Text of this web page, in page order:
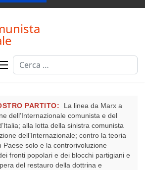
Cerca
PARTITO:
La linea da Marx a
dell’Internazionale comunista e del
alla lotta della sinistra comunista
dell’Internazionale; contro la teoria
Paese solo e la controrivoluzione
fronti popolari e dei blocchi partigiani e
del restauro della dottrina e